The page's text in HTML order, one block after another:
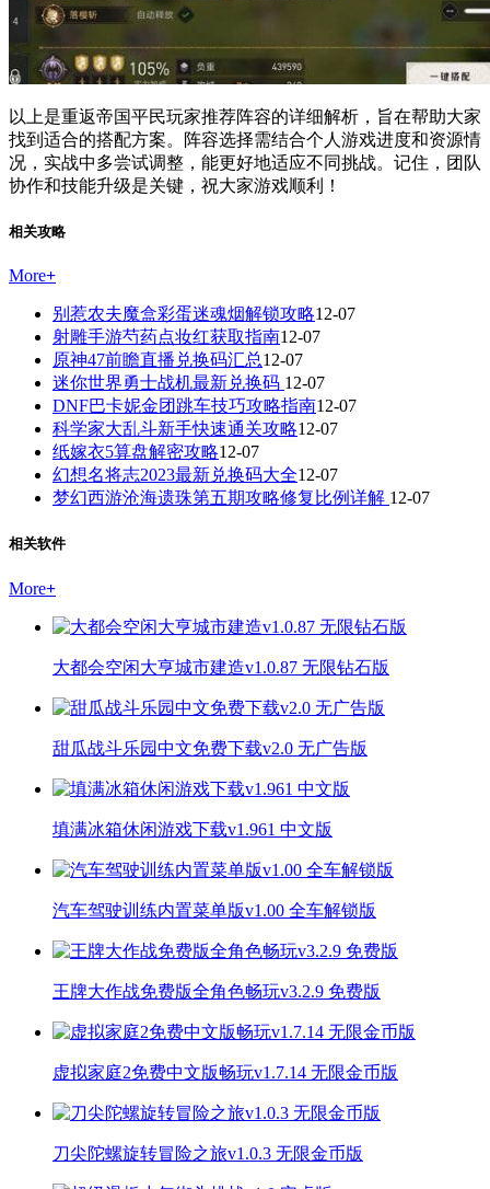
以上是重返帝国平民玩家推荐阵容的详细解析，旨在帮助大家
找到适合的搭配方案。阵容选择需结合个人游戏进度和资源情
况，实战中多尝试调整，能更好地适应不同挑战。记住，团队
协作和技能升级是关键，祝大家游戏顺利！
相关攻略
More+
别惹农夫魔盒彩蛋迷魂烟解锁攻略12-07
射雕手游芍药点妆红获取指南12-07
原神47前瞻直播兑换码汇总12-07
迷你世界勇士战机最新兑换码 12-07
DNF巴卡妮金团跳车技巧攻略指南12-07
科学家大乱斗新手快速通关攻略12-07
纸嫁衣5算盘解密攻略12-07
幻想名将志2023最新兑换码大全12-07
梦幻西游沧海遗珠第五期攻略修复比例详解 12-07
相关软件
More+
大都会空闲大亨城市建造v1.0.87 无限钻石版
甜瓜战斗乐园中文免费下载v2.0 无广告版
填满冰箱休闲游戏下载v1.961 中文版
汽车驾驶训练内置菜单版v1.00 全车解锁版
王牌大作战免费版全角色畅玩v3.2.9 免费版
虚拟家庭2免费中文版畅玩v1.7.14 无限金币版
刀尖陀螺旋转冒险之旅v1.0.3 无限金币版